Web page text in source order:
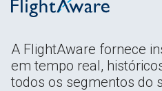
A FlightAware fornece
em tempo real,
todos os segmentos do